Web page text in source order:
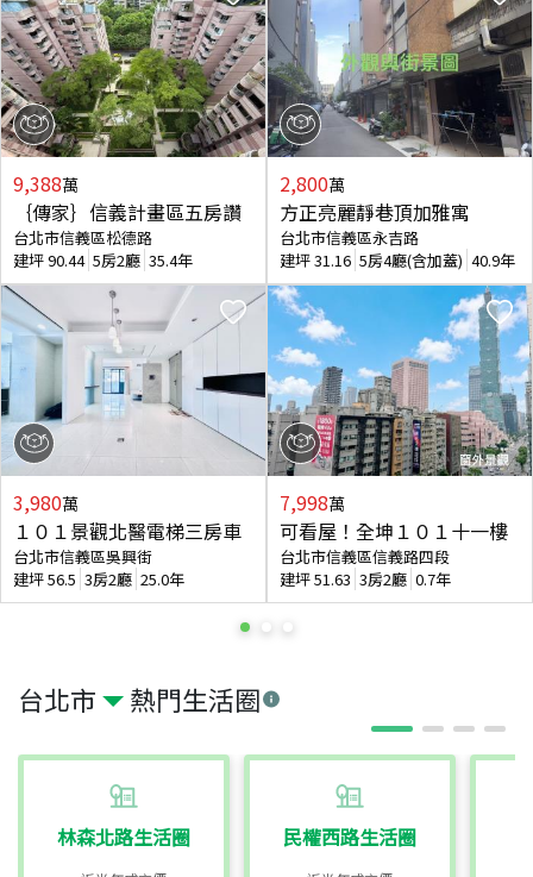
台北市 熱門生活圈
林森北路生活圈 民權西路生活圈
9,388萬
｛傳家｝信義計畫區五房讚
台北市信義區松德路
建坪90.44 5房2廳 35.4年
3,980萬
１０１景觀北醫電梯三房車
台北市信義區吳興街
建坪56.5 3房2廳 25.0年
2,800萬
方正亮麗靜巷頂加雅寓
台北市信義區永吉路
建坪31.16 5房4廳(含加蓋) 40.9年
7,998萬
可看屋！全坤１０１十一樓
台北市信義區信義路四段
建坪51.63 3房2廳 0.7年